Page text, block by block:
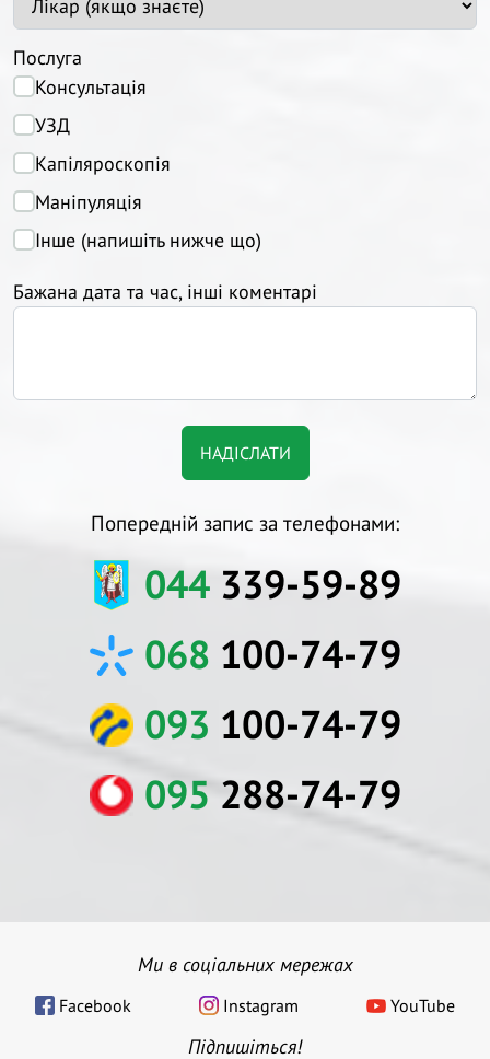
Послуга
Консультація
УЗД
Капіляроскопія
Маніпуляція
Інше (напишіть нижче що)
Бажана дата та час, інші коментарі
Попередній запис за телефонами:
044339-59-89
068 100-74-79
093 100-74-79
095 288-74-79
Ми в соціальних мережах
Facebook Instagram YouTube
Підпишіться!